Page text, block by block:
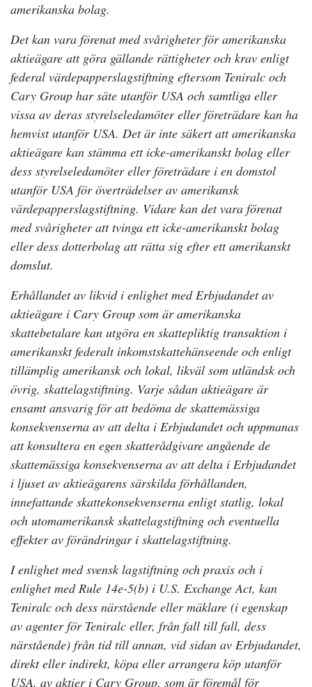
amerikanska bolag.
Det kan vara förenat med svårigheter för amerikanska
aktieägare att göra gällande rättigheter och krav enligt
federal värdepapperslagstiftning eftersom Teniralc och
Cary Group har säte utanför USA och samtliga eller
vissa av deras styrelseledamöter eller företrädare kan ha
hemvist utanför USA. Det är inte säkert att amerikanska
aktieägare kan stämma ett icke-amerikanskt bolag eller
dess styrelseledamöter eller företrädare i en domstol
utanför USA för överträdelser av amerikansk
värdepapperslagstiftning. Vidare kan det vara förenat
med svårigheter att tvinga ett icke-amerikanskt bolag
eller dess dotterbolag att rätta sig efter ett amerikanskt
domslut.
Erhållandet av likvid i enlighet med Erbjudandet av
aktieägare i Cary Group som är amerikanska
skattebetalare kan utgöra en skattepliktig transaktion i
amerikanskt federalt inkomstskattehänseende och enligt
tillämplig amerikansk och lokal, likväl som utländsk och
övrig, skattelagstiftning. Varje sådan aktieägare är
ensamt ansvarig för att bedöma de skattemässiga
konsekvenserna av att delta i Erbjudandet och uppmanas
att konsultera en egen skatterådgivare angående de
skattemässiga konsekvenserna av att delta i Erbjudandet
i ljuset av aktieägarens särskilda förhållanden,
innefattande skattekonsekvenserna enligt statlig, lokal
och utomamerikansk skattelagstiftning och eventuella
effekter av förändringar i skattelagstiftning.
I enlighet med svensk lagstiftning och praxis och i
enlighet med Rule 14e-5(b) i U.S. Exchange Act, kan
Teniralc och dess närstående eller mäklare (i egenskap
av agenter för Teniralc eller, från fall till fall, dess
närstående) från tid till annan, vid sidan av Erbjudandet,
direkt eller indirekt, köpa eller arrangera köp utanför
USA, av aktier i Cary Group, som är föremål för